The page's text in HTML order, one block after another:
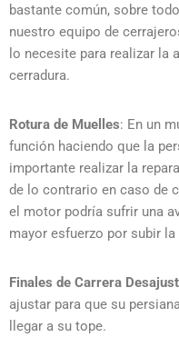
bastante común, sobre
nuestro equipo de
lo necesite para realizar la
cerradura.
Rotura de Muelles: En un
función haciendo que la
importante realizar la
de lo contrario en caso de
el motor podría sufrir una
mayor esfuerzo por subir la
Finales de Carrera
ajustar para que su
llegar a su tope.